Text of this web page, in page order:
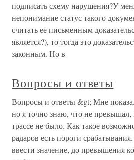
подписать схему нарушения?У
непонимание статус такого
считать ее письменным
является?), то тогда это
законным. Но в
Вопросы и ответы
Вопросы и ответы &gt; Мне
но я точно знаю, что не
трассе не было. Как такое
радаров есть пороги
ввести значение, до превышения